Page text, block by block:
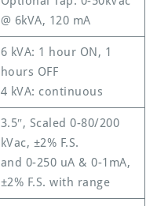
@ 6kVA, 120 mA
6 kVA: 1 hour ON, 1
hours OFF
4 kVA: continuous
3.5″, Scaled 0-80/200
kVac, ±2% F.S.
and 0-250 uA & 0-1mA,
±2% F.S. with range